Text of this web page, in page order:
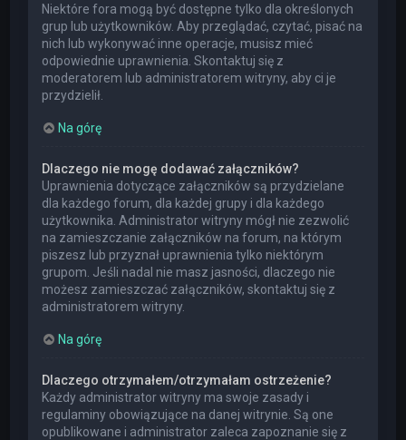
Niektóre fora mogą być dostępne tylko dla określonych
grup lub użytkowników. Aby przeglądać, czytać, pisać na
nich lub wykonywać inne operacje, musisz mieć
odpowiednie uprawnienia. Skontaktuj się z
moderatorem lub administratorem witryny, aby ci je
przydzielił.
Na górę
Dlaczego nie mogę dodawać załączników?
Uprawnienia dotyczące załączników są przydzielane
dla każdego forum, dla każdej grupy i dla każdego
użytkownika. Administrator witryny mógł nie zezwolić
na zamieszczanie załączników na forum, na którym
piszesz lub przyznał uprawnienia tylko niektórym
grupom. Jeśli nadal nie masz jasności, dlaczego nie
możesz zamieszczać załączników, skontaktuj się z
administratorem witryny.
Na górę
Dlaczego otrzymałem/otrzymałam ostrzeżenie?
Każdy administrator witryny ma swoje zasady i
regulaminy obowiązujące na danej witrynie. Są one
opublikowane i administrator zaleca zapoznanie się z